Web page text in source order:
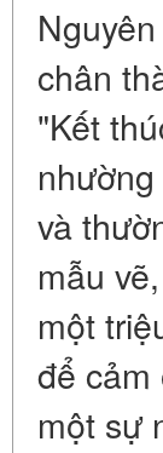
chân
"Kết
và
mẫu
một
để cảm
một sự